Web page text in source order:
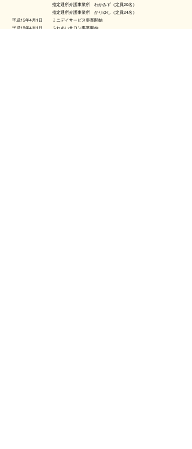
指定通所介護事業所 わかみず（定員20名）
指定通所介護事業所 かりゆし（定員24名）
平成15年4月1日 ミニデイサービス事業開始
平成18年4月1日 ふれあいサロン事業開始